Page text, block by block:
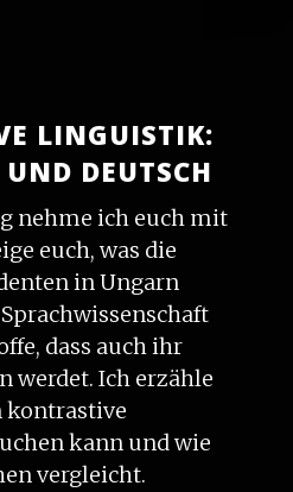
LINGUISTIK:
DEUTSCH
nehme ich euch mit
euch, was die
in Ungarn
dass auch ihr
werdet. Ich erzähle
kontrastive
kann und wie
vergleicht.